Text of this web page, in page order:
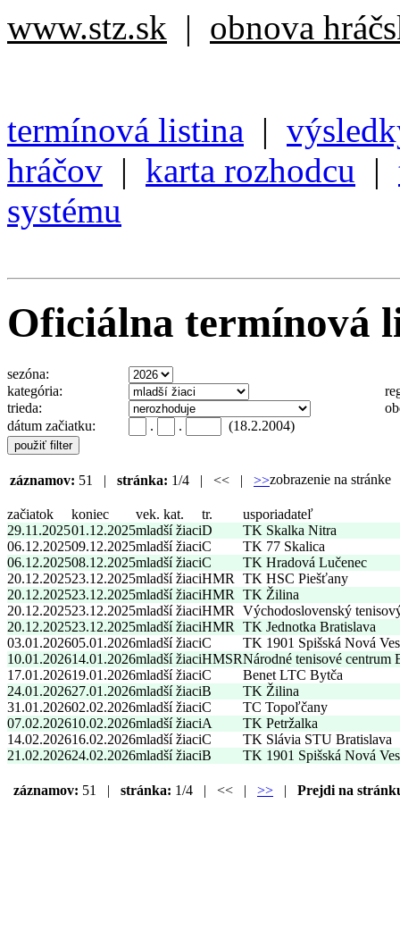
www.stz.sk | obnova
termínová listina |
hráčov | karta rozhodcu |
systému
Oficiálna termínová
sezóna:
kategória:
trieda:
dátum začiatku:
. . (18.2.2004)
záznamov: 51 | stránka: 1/4 | << | >>zobrazenie na
začiatok koniec vek. kat. tr.
usporiadateľ
29.11.202501.12.2025mladší žiaciD
TK Skalka Nitra
06.12.202509.12.2025mladší žiaciC
TK 77 Skalica
06.12.202508.12.2025mladší žiaciC
TK Hradová Lučenec
20.12.202523.12.2025mladší žiaciHMR
TK HSC Piešťany
20.12.202523.12.2025mladší žiaciHMR
TK Žilina
20.12.202523.12.2025mladší žiaciHMR
Východoslovenský
20.12.202523.12.2025mladší žiaciHMR
TK Jednotka Bratislava
03.01.202605.01.2026mladší žiaciC
TK 1901 Spišská Nová Ves
10.01.202614.01.2026mladší žiaciHMSRNárodné tenisové centrum
17.01.202619.01.2026mladší žiaciC
Benet LTC Bytča
24.01.202627.01.2026mladší žiaciB
TK Žilina
31.01.202602.02.2026mladší žiaciC
TC Topoľčany
07.02.202610.02.2026mladší žiaciA
TK Petržalka
14.02.202616.02.2026mladší žiaciC
TK Slávia STU Bratislava
21.02.202624.02.2026mladší žiaciB TK 1901 Spišská Nová Ves
záznamov: 51 | stránka: 1/4 | << | >> | Prejdi na